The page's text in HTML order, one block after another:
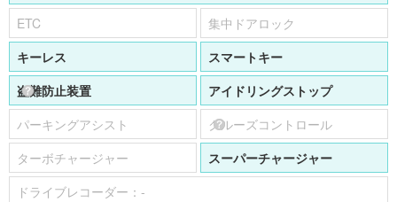
ETC
集中ドアロック
キーレス
スマートキー
盗難防止装置
アイドリングストップ
パーキングアシスト
クルーズコントロール
ターボチャージャー
スーパーチャージャー
ドライブレコーダー： -